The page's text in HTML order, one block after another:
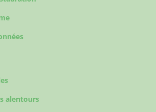
alentours